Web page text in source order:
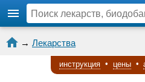
→ Лекарства
инструкция • цены •